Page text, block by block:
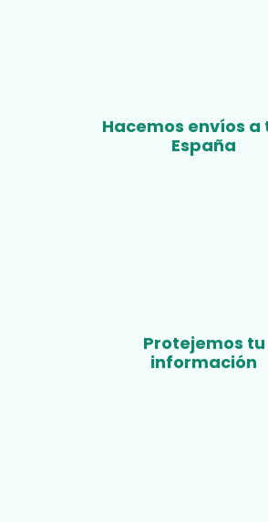
Hacemos envíos a
España
Protejemos tu
información